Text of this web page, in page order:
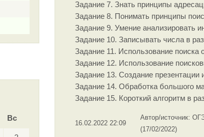
Задание 7. Знать принципы
Задание 8. Понимать принципы
Задание 9. Умение анализировать
Задание 10. Записывать числа в
Задание 11. Использование поиска
Задание 12. Использование
Задание 13. Создание презентации
Задание 14. Обработка большого
Задание 15. Короткий алгоритм в
16.02.2022 22:09
Автор/источник:
(17/02/2022)
Вс